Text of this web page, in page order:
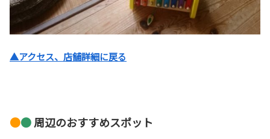
▲アクセス、店舗詳細に戻る
●●周辺のおすすめスポット